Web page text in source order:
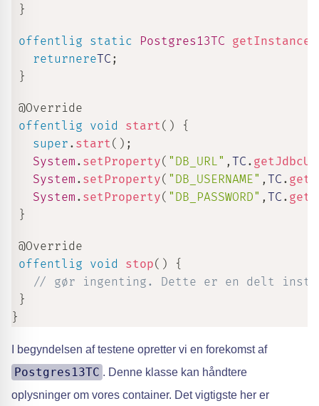
}
offentlig static Postgres13TC getInstance
returnereTC ;
}
@Override
offentlig void start( )
{
super . start( ) ;
System . setProperty( "DB_URL" , TC .
System . setProperty( "DB_USERNAME" , TC .
System . setProperty( "DB_PASSWORD" , TC .
}
@Override
offentlig void stop( )
{
// gør ingenting. Dette er en delt
}
}
I begyndelsen af testene opretter vi en forekomst af
Postgres13TC . Denne klasse kan håndtere
oplysninger om vores container. Det vigtigste her er